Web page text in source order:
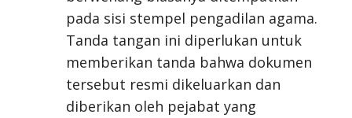
pada sisi stempel pengadilan agama.
Tanda tangan ini diperlukan untuk
memberikan tanda bahwa dokumen
tersebut resmi dikeluarkan dan
diberikan oleh pejabat yang